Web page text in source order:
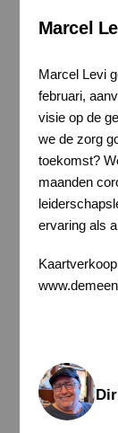
Marcel
Marcel Levi
februari,
visie op de
we de zorg
toekomst?
maanden
ervaring als